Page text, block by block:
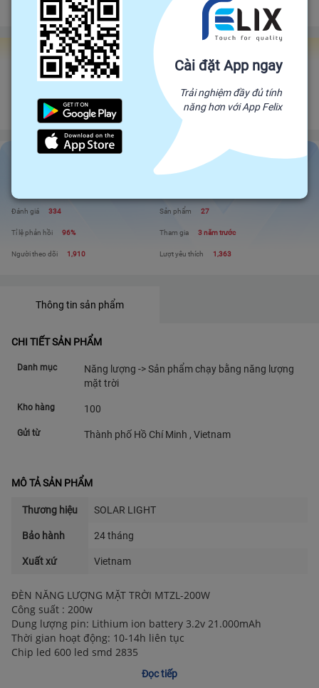
Chính sách hoàn tiền
Gian hàng Felix Factories
CÔNG TY TNHH MINH TUỆ SOLAR VIỆT NAM
Đối tác trực tiếp của Felix, mang sản phẩm trực tiếp từ nhà sản xuất để đến
với người tiêu dùng. Giá cả cạnh tranh - Chất lượng tuyệt đối
CÔNG TY TNHH MINH TUỆ SOLAR VIỆT NAM
Đánh giá 334 Sản phẩm 27
Tỉ lệ phản hồi 96% Tham gia 3 năm trước
Người theo dõi 1,910 Lượt yêu thích 1,363
Thông tin sản phẩm
CHI TIẾT SẢN PHẨM
Danh mục
Năng lượng -> Sản phẩm chạy bằng năng lượng
mặt trời
Kho hàng 100
Gửi từ Thành phố Hồ Chí Minh , Vietnam
MÔ TẢ SẢN PHẨM
Thương hiệu SOLAR LIGHT
Bảo hành 24 tháng
Xuất xứ Vietnam
ĐÈN NĂNG LƯỢNG MẶT TRỜI MTZL-200W
Công suất : 200w
Dung lượng pin: Lithium ion battery 3.2v 21.000mAh
Thời gian hoạt động: 10-14h liên tục
Chip led 600 led smd 2835
Kích thước đèn (mm): 640*220*70mm
Kích thước tấm pin(mm): 640*200 (6V*15W)
Đọc tiếp
Cài đặt App ngay
Trải nghiệm đầy đủ tính
năng hơn với App Felix